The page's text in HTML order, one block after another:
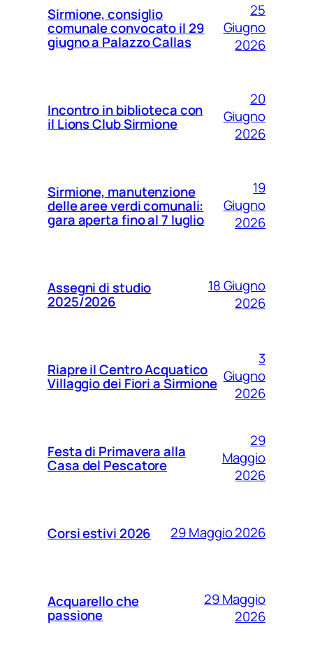
Sirmione, consiglio
comunale convocato il 29
giugno a Palazzo Callas
25
Giugno
2026
Incontro in biblioteca con
il Lions Club Sirmione
20
Giugno
2026
Sirmione, manutenzione
delle aree verdi comunali:
gara aperta fino al 7 luglio
19
Giugno
2026
Assegni di studio
2025/2026
18 Giugno
2026
Riapre il Centro Acquatico
Villaggio dei Fiori a Sirmione
3
Giugno
2026
Festa di Primavera alla
Casa del Pescatore
29
Maggio
2026
Corsi estivi 2026 29 Maggio 2026
Acquarello che
passione
29 Maggio
2026